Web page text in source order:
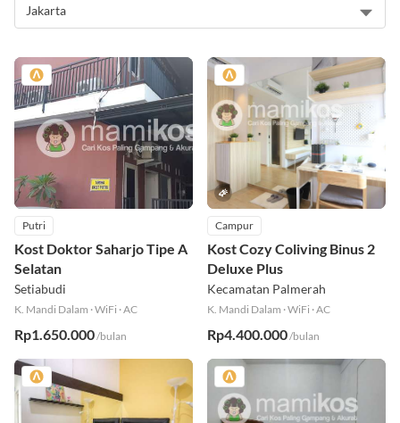
Putri
Kost Doktor Saharjo Tipe A
Selatan
Setiabudi
K. Mandi Dalam ·WiFi ·AC
Rp1.650.000/bulan
Campur
Kost Cozy Coliving Binus 2
Deluxe Plus
Kecamatan Palmerah
K. Mandi Dalam ·WiFi ·AC
Rp4.400.000/bulan